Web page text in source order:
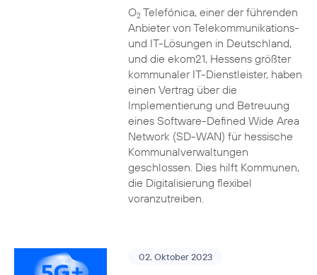
O2Telefónica, einer der führenden
Anbieter von Telekommunikations-
und IT-Lösungen in Deutschland,
und die ekom21, Hessens größter
kommunaler IT-Dienstleister, haben
einen Vertrag über die
Implementierung und Betreuung
eines Software-Defined Wide Area
Network (SD-WAN) für hessische
Kommunalverwaltungen
geschlossen. Dies hilft Kommunen,
die Digitalisierung flexibel
voranzutreiben.
02. Oktober 2023